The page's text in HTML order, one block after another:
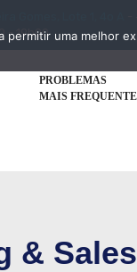
- 19h00
PROBLEMAS
MAIS
& Sales
permitir uma melhor